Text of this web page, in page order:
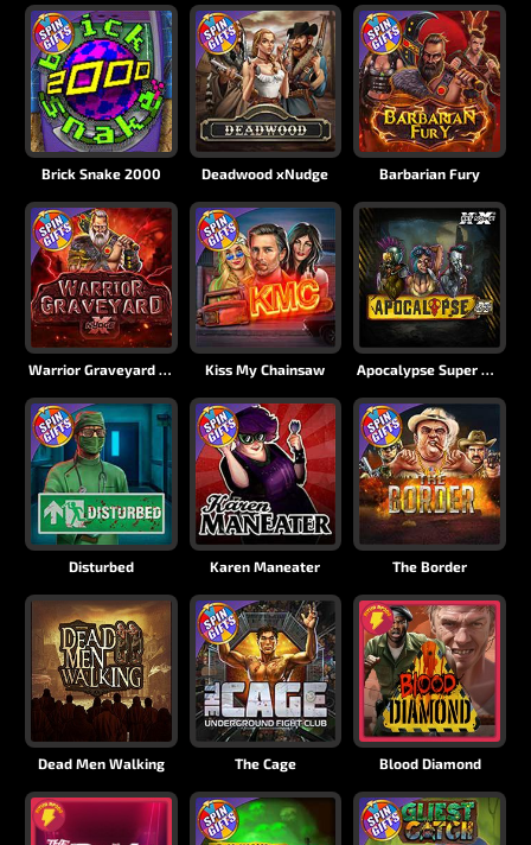
Blood Diamond
Dead Men Walking
Apocalypse Super xNudge
Kiss My Chainsaw
The Cage
Brick Snake 2000
Warrior Graveyard xNudge
Barbarian Fury
Deadwood xNudge
Disturbed Karen Maneater The Border